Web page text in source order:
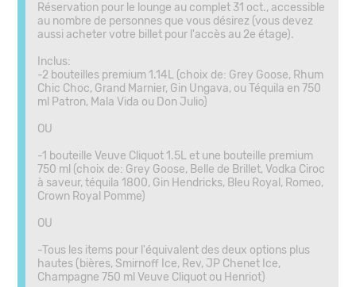
Réservation pour le lounge au complet 31 oct., accessible
au nombre de personnes que vous désirez (vous devez
aussi acheter votre billet pour l'accès au 2e étage).
Inclus:
-2 bouteilles premium 1.14L (choix de: Grey Goose, Rhum
Chic Choc, Grand Marnier, Gin Ungava, ou Téquila en 750
ml Patron, Mala Vida ou Don Julio)
OU
-1 bouteille Veuve Cliquot 1.5L et une bouteille premium
750 ml (choix de: Grey Goose, Belle de Brillet, Vodka Ciroc
à saveur, téquila 1800, Gin Hendricks, Bleu Royal, Romeo,
Crown Royal Pomme)
OU
-Tous les items pour l'équivalent des deux options plus
hautes (bières, Smirnoff Ice, Rev, JP Chenet Ice,
Champagne 750 ml Veuve Cliquot ou Henriot)